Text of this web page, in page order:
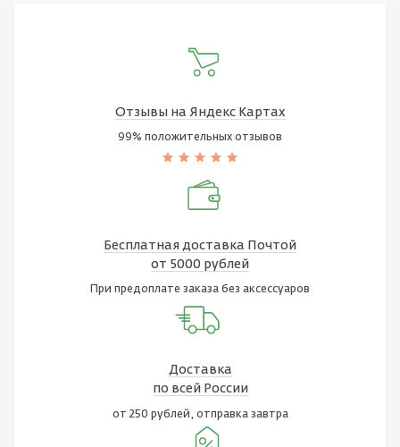
Отзывы на Яндекс Картах
99% положительных отзывов
Бесплатная доставка Почтой
от 5000 рублей
При предоплате заказа без аксессуаров
Доставка
по всей России
от 250 рублей, отправка завтра